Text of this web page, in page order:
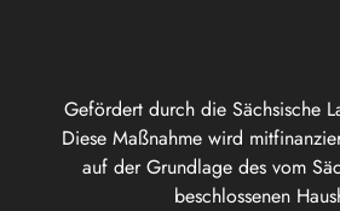
Gefördert durch die Sächsische
Diese Maßnahme wird
auf der Grundlage des vom
beschlossenen